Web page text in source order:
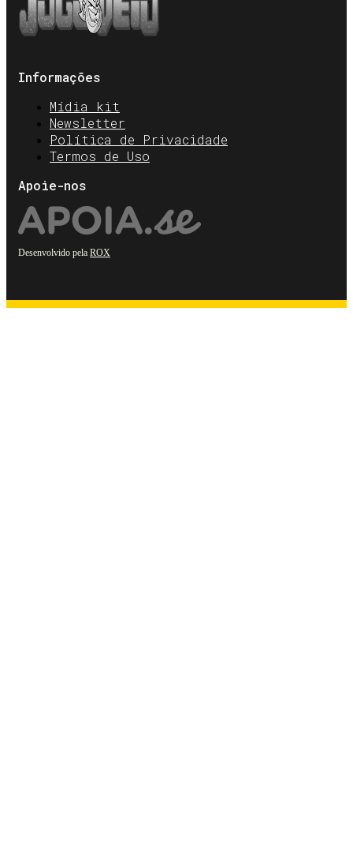
Informações
Mídia kit
Newsletter
Política de Privacidade
Termos de Uso
Apoie-nos
Desenvolvido pela ROX